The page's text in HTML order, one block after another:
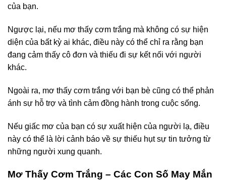
của bạn.
Ngược lại, nếu mơ thấy cơm trắng mà không có sự hiện
diện của bất kỳ ai khác, điều này có thể chỉ ra rằng bạn
đang cảm thấy cô đơn và thiếu đi sự kết nối với người
khác.
Ngoài ra, mơ thấy cơm trắng với bạn bè cũng có thể phản
ánh sự hỗ trợ và tình cảm đồng hành trong cuộc sống.
Nếu giấc mơ của bạn có sự xuất hiện của người lạ, điều
này có thể là lời cảnh báo về sự thiếu hụt sự tin tưởng từ
những người xung quanh.
Mơ Thấy Cơm Trắng – Các Con Số May Mắn